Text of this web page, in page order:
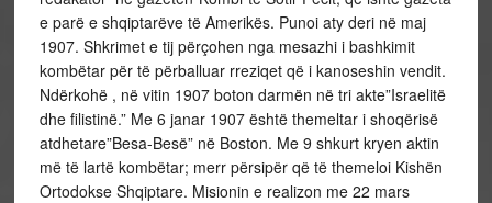
e parë e shqiptarëve të Amerikës. Punoi aty deri në maj
1907. Shkrimet e tij përçohen nga mesazhi i bashkimit
kombëtar për të përballuar rreziqet që i kanoseshin vendit.
Ndërkohë , në vitin 1907 boton darmën në tri akte”Israelitë
dhe filistinë.” Me 6 janar 1907 është themeltar i shoqërisë
atdhetare”Besa-Besë” në Boston. Me 9 shkurt kryen aktin
më të lartë kombëtar; merr përsipër që të themeloi Kishën
Ortodokse Shqiptare. Misionin e realizon me 22 mars